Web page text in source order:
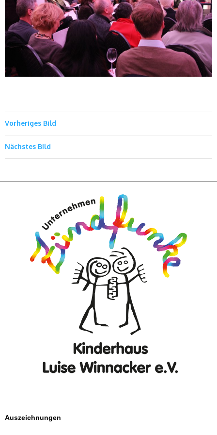
Vorheriges Bild
Nächstes Bild
Auszeichnungen